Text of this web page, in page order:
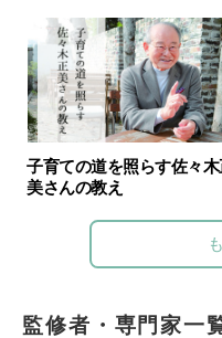
子育ての道を照らす佐々木
美さんの教え
監修者・専門家一